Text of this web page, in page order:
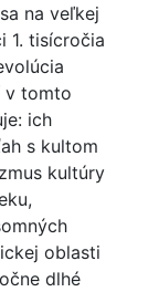
na veľkej
1. tisícročia
v tomto
ich
s kultom
kultúry
oblasti
dlhé